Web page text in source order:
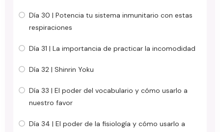
Día 30 | Potencia tu sistema inmunitario con estas
respiraciones
Día 31 | La importancia de practicar la incomodidad
Día 32 | Shinrin Yoku
Día 33 | El poder del vocabulario y cómo usarlo a
nuestro favor
Día 34 | El poder de la fisiología y cómo usarlo a